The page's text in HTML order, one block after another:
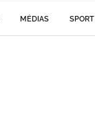
MÉDIAS SPORT